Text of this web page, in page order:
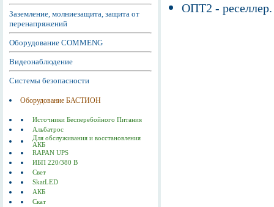
Заземление, молниезащита, защита от
перенапряжений
Оборудование COMMENG
Видеонаблюдение
Системы безопасности
Оборудование БАСТИОН
Источники Бесперебойного Питания
Альбатрос
Для обслуживания и восстановления
АКБ
RAPAN UPS
ИБП 220/380 В
Свет
SkatLED
АКБ
Скат
ОПТ2 -